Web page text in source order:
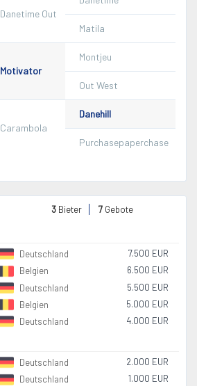
Danetime Out
Matila
Motivator
Montjeu
Out West
Carambola
Danehill
Purchasepaperchase
3 Bieter 7 Gebote
Deutschland
7.500 EUR
Belgien
6.500 EUR
Deutschland
5.500 EUR
Belgien
5.000 EUR
Deutschland
4.000 EUR
Deutschland
2.000 EUR
Deutschland 1.000 EUR